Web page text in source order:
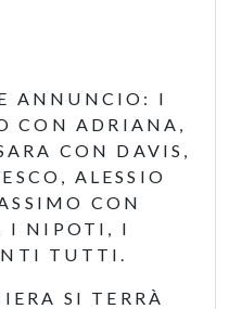
ANNUNCIO: I
CON ADRIANA,
CON DAVIS,
ALESSIO
CON
I NIPOTI, I
TUTTI.
SI TERRÀ